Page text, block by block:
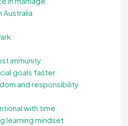
Australia
immunity
goals faster
and responsibility
with time
learning mindset